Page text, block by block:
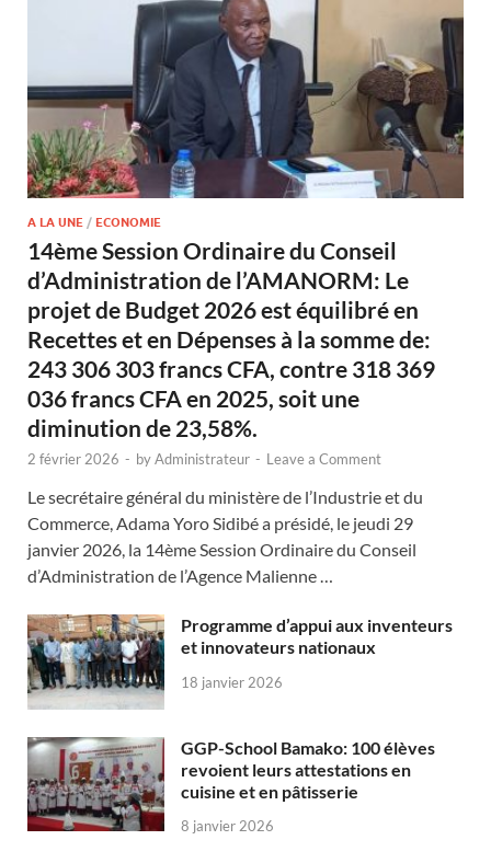
A LA UNE / ECONOMIE
14ème Session Ordinaire du Conseil
d’Administration de l’AMANORM: Le
projet de Budget 2026 est équilibré en
Recettes et en Dépenses à la somme de:
243 306 303 francs CFA, contre 318 369
036 francs CFA en 2025, soit une
diminution de 23,58%.
2 février 2026 - byAdministrateur - Leave a Comment
Le secrétaire général du ministère de l’Industrie et du
Commerce, Adama Yoro Sidibé a présidé, le jeudi 29
janvier 2026, la 14ème Session Ordinaire du Conseil
d’Administration de l’Agence Malienne …
Programme d’appui aux inventeurs
et innovateurs nationaux
18 janvier 2026
GGP-School Bamako: 100 élèves
revoient leurs attestations en
cuisine et en pâtisserie
8 janvier 2026